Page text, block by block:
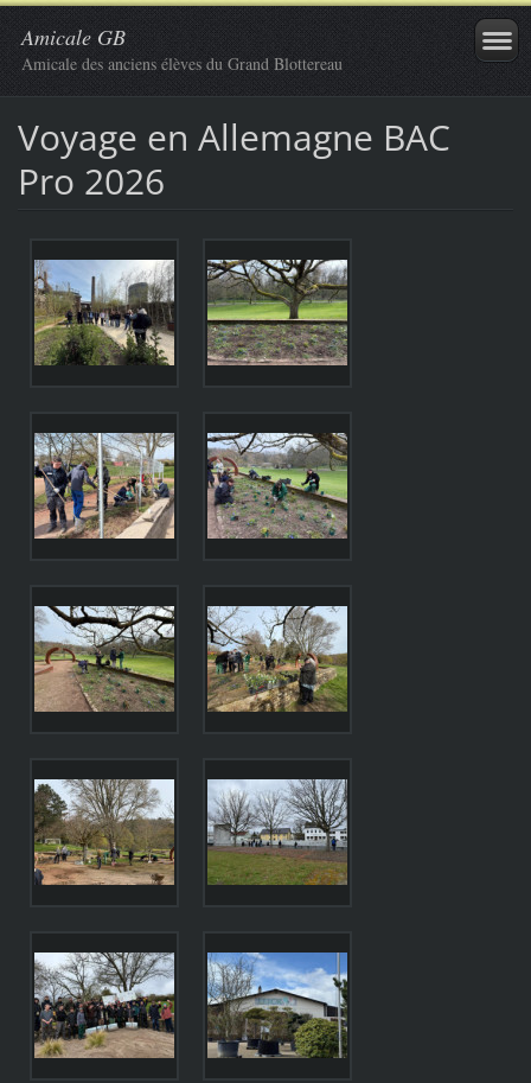
Amicale GB
Amicale des anciens élèves du Grand Blottereau
Voyage en Allemagne BAC
Pro 2026